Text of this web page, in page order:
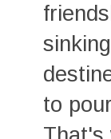
to